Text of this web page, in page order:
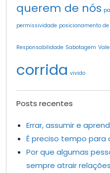
querem de nós
permissividade posicionamento
Responsabilidade Sabotagem
corrida vivido
Posts recentes
Errar, assumir e
É preciso tempo para
Por que algumas
sempre atrair